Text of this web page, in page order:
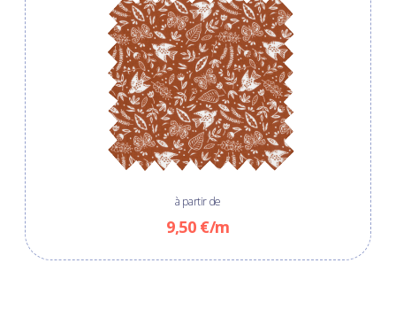
à partir de
9,50 €/m